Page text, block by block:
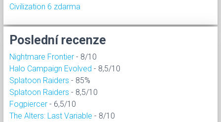
Civilization 6 zdarma
Poslední recenze
Nightmare Frontier - 8/10
Halo Campaign Evolved - 8,5/10
Splatoon Raiders - 85%
Splatoon Raiders - 8,5/10
Fogpiercer - 6,5/10
The Alters: Last Variable - 8/10